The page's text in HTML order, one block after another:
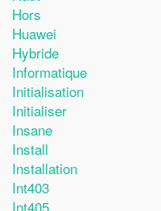
Hors
Huawei
Hybride
Informatique
Initialisation
Initialiser
Insane
Install
Installation
Int403
Int405